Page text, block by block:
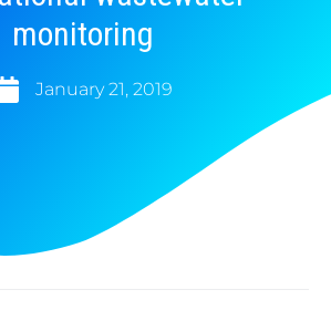
monitoring
January 21, 2019